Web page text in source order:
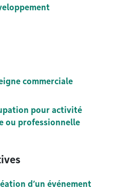
commerciale
pour activité
ou professionnelle
d’un événement